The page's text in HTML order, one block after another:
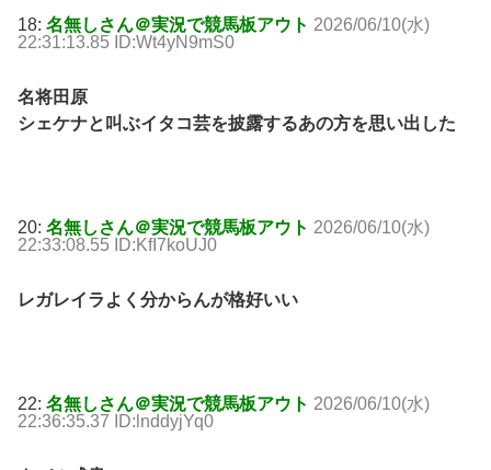
18: 名無しさん＠実況で競馬板アウト 2026/06/10(水)
22:31:13.85 ID:Wt4yN9mS0
名将田原
シェケナと叫ぶイタコ芸を披露するあの方を思い出した
20: 名無しさん＠実況で競馬板アウト 2026/06/10(水)
22:33:08.55 ID:KfI7koUJ0
レガレイラよく分からんが格好いい
22: 名無しさん＠実況で競馬板アウト 2026/06/10(水)
22:36:35.37 ID:lnddyjYq0